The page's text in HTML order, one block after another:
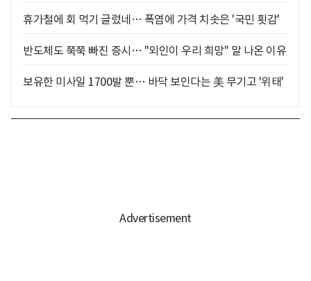
휴가철에 회 먹기 글렀네… 폭염에 가격 치솟은 '국민 횟감'
반도체도 쭉쭉 빠진 증시… "외인이 우리 희망" 말 나온 이유
보유한 미사일 1700발 뿐… 바닥 보인다는 美 무기고 '위태'